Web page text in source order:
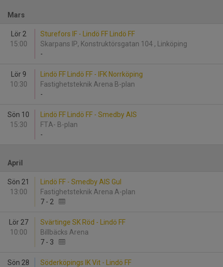
Mars
Lör 2
15:00
Sturefors IF - Lindö FF Lindö FF
Skarpans IP, Konstruktörsgatan 104 , Linköping
-
Lör 9
10:30
Lindö FF Lindö FF - IFK Norrköping
Fastighetsteknik Arena B-plan
-
Sön 10
15:30
Lindö FF Lindö FF - Smedby AIS
FTA- B-plan
-
April
Sön 21
13:00
Lindö FF - Smedby AIS Gul
Fastighetsteknik Arena A-plan
7 - 2
Lör 27
10:00
Svärtinge SK Röd - Lindö FF
Billbäcks Arena
7 - 3
Sön 28
Söderköpings IK Vit - Lindö FF